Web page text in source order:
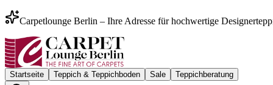
Carpetlounge Berlin – Ihre Adresse für hochwertige
Startseite Teppich & Teppichboden Sale Teppichberatung